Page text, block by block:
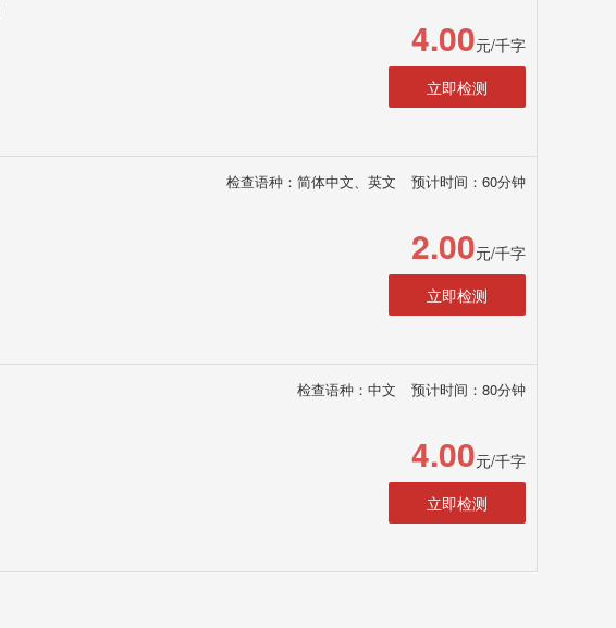
4.00元/千字
立即检测
检查语种：简体中文、英文 预计时间：60分钟
2.00元/千字
立即检测
检查语种：中文 预计时间：80分钟
4.00元/千字
立即检测